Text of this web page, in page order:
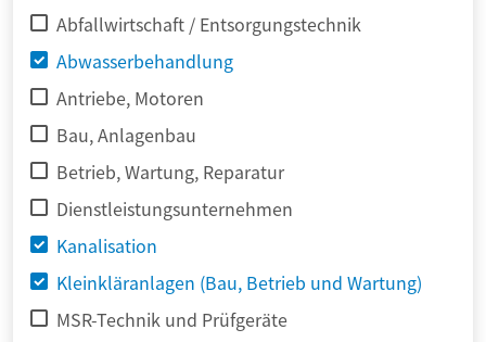
Abfallwirtschaft / Entsorgungstechnik
Abwasserbehandlung
Antriebe, Motoren
Bau, Anlagenbau
Betrieb, Wartung, Reparatur
Dienstleistungsunternehmen
Kanalisation
Kleinkläranlagen (Bau, Betrieb und Wartung)
MSR-Technik und Prüfgeräte